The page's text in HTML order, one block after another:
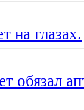
на глазах.
обязал